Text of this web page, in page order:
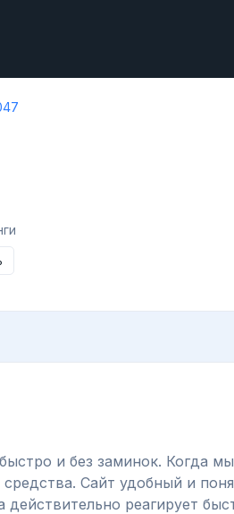
и без заминок. Когда
Сайт удобный и
реагирует